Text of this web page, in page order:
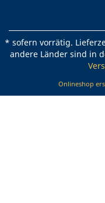
* sofern vorrätig.
andere Länder sind in
Onlineshop